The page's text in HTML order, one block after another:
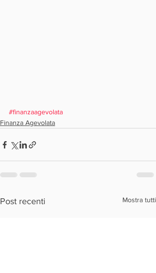
#finanzaagevolata
Finanza Agevolata
Post recenti Mostra tutti